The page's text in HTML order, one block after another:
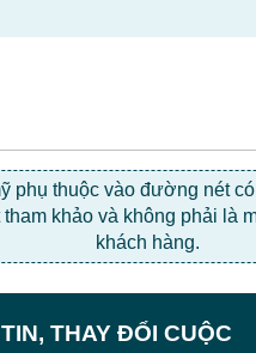
phụ thuộc vào đường nét
khảo và không phải là
khách hàng.
THAY ĐỔI CUỘC